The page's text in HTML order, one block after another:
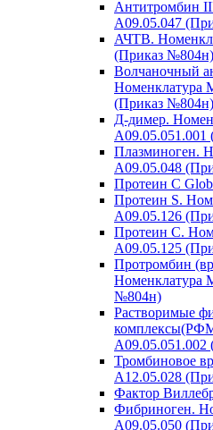
Антитромбин
A09.05.047
АЧТВ.
(Приказ №804н)
Волчаночный
Номенклатура
(Приказ №804н)
Д-димер.
Плазминоген.
A09.05.048
Протеин C
Протеин S.
A09.05.126
Протеин С.
A09.05.125
Протромбин
Номенклатура
№804н)
Растворимые
Тромбиновое
A12.05.028
Фактор
Фибриноген.
A09.05.050